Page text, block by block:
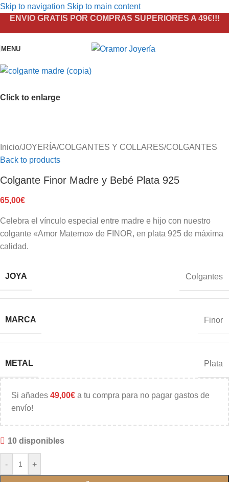
Skip to navigation Skip to main content
ENVIO GRATIS POR COMPRAS SUPERIORES A 49€!!!
MENU
Click to enlarge
Inicio/JOYERÍA/COLGANTES Y COLLARES/COLGANTES
Back to products
Colgante Finor Madre y Bebé Plata 925
65,00€
Celebra el vínculo especial entre madre e hijo con nuestro
colgante «Amor Materno» de FINOR, en plata 925 de máxima
calidad.
JOYA Colgantes
MARCA Finor
METAL Plata
Si añades 49,00€ a tu compra para no pagar gastos de
envío!
10 disponibles
- +